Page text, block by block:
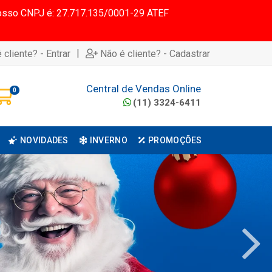
CNPJ é: 27.717.135/0001-29 ATEF
cliente? - Entrar | Não é cliente? - Cadastrar
0 Central de Vendas Online
(11) 3324-6411
NOVIDADES INVERNO PROMOÇÕES